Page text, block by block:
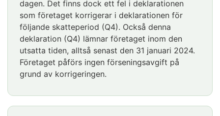
dagen. Det finns dock ett fel i deklarationen
som företaget korrigerar i deklarationen för
följande skatteperiod (Q4). Också denna
deklaration (Q4) lämnar företaget inom den
utsatta tiden, alltså senast den 31 januari 2024.
Företaget påförs ingen förseningsavgift på
grund av korrigeringen.